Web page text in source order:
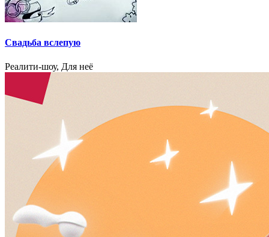
Свадьба вслепую
Реалити-шоу, Для неё